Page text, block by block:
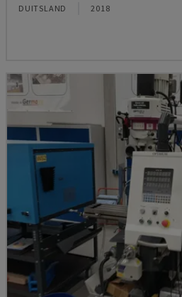
DUITSLAND 2018